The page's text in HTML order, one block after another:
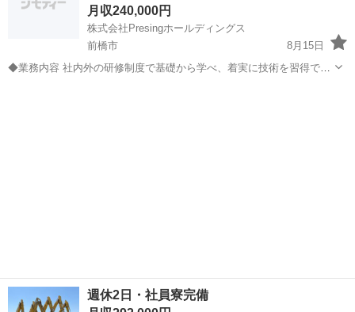
月収240,000円
株式会社Presingホールディングス
前橋市
8月15日
◆業務内容 社内外の研修制度で基礎から学べ、着実に技術を習得でき
週休2日・社員寮完備